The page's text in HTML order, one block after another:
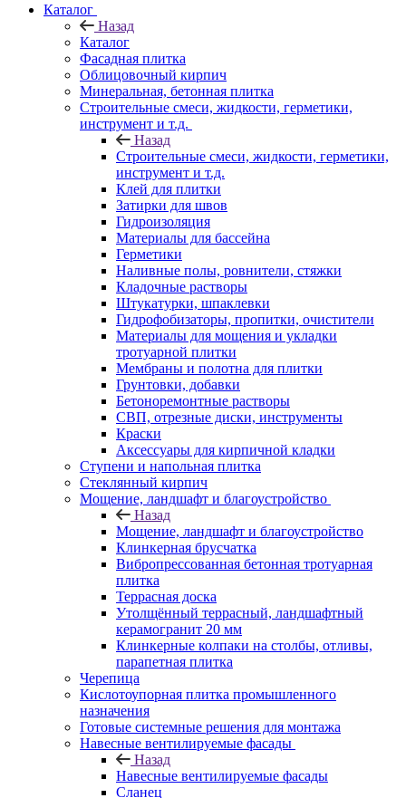
Каталог
Назад
Каталог
Фасадная плитка
Облицовочный кирпич
Минеральная, бетонная плитка
Строительные смеси, жидкости, герметики,
инструмент и т.д.
Назад
Строительные смеси, жидкости, герметики,
инструмент и т.д.
Клей для плитки
Затирки для швов
Гидроизоляция
Материалы для бассейна
Герметики
Наливные полы, ровнители, стяжки
Кладочные растворы
Штукатурки, шпаклевки
Гидрофобизаторы, пропитки, очистители
Материалы для мощения и укладки
тротуарной плитки
Мембраны и полотна для плитки
Грунтовки, добавки
Бетоноремонтные растворы
СВП, отрезные диски, инструменты
Краски
Аксессуары для кирпичной кладки
Ступени и напольная плитка
Cтеклянный кирпич
Мощение, ландшафт и благоустройство
Назад
Мощение, ландшафт и благоустройство
Клинкерная брусчатка
Вибропрессованная бетонная тротуарная
плитка
Террасная доска
Утолщённый террасный, ландшафтный
керамогранит 20 мм
Клинкерные колпаки на столбы, отливы,
парапетная плитка
Черепица
Кислотоупорная плитка промышленного
назначения
Готовые системные решения для монтажа
Навесные вентилируемые фасады
Назад
Навесные вентилируемые фасады
Сланец